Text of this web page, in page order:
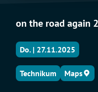
on the road again
Do. | 27.11.2025
Technikum Maps